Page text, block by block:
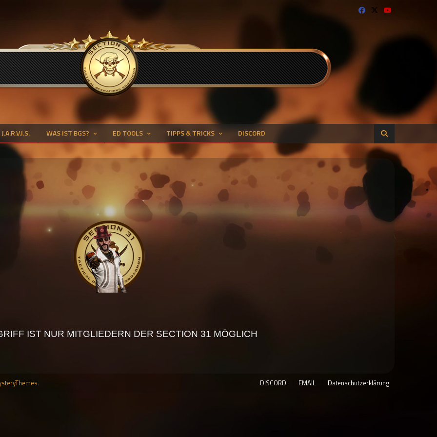
J.A.R.V.I.S. WAS IST BGS? ED TOOLS TIPPS & TRICKS DISCORD
IST NUR MITGLIEDERN DER SECTION 31 MÖGLICH
. DISCORD EMAIL Datenschutzerklärung